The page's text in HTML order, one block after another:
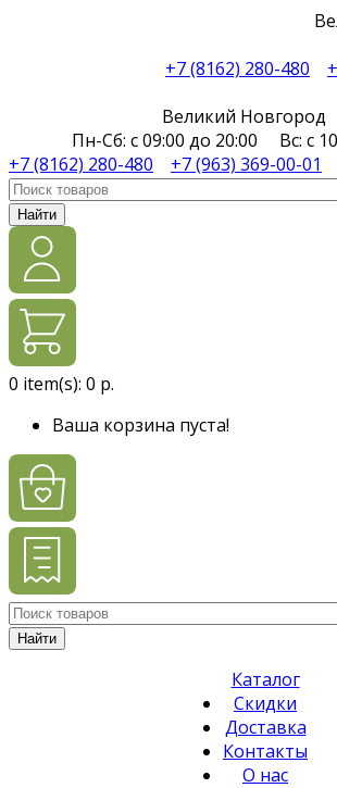
+7 (8162) 280-480
Великий Новгород
Пн-Сб: с 09:00 до 20:00 Вс: с
+7 (8162) 280-480
+7 (963) 369-00-01
Найти
0 item(s): 0 р.
Ваша корзина пуста!
Найти
Каталог
Скидки
Доставка
Контакты
О нас